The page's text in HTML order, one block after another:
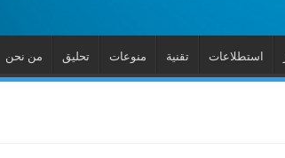
استطلاعات تقنية منوعات تحليق من نحن